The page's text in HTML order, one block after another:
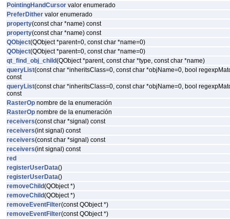
PointingHandCursor valor enumerado
PreferDither valor enumerado
property(const char *name) const
property(const char *name) const
QObject(QObject *parent=0, const char *name=0)
QObject(QObject *parent=0, const char *name=0)
qt_find_obj_child(QObject *parent, const char *type, const char *name)
queryList(const char *inheritsClass=0, const char *objName=0, bool
const
queryList(const char *inheritsClass=0, const char *objName=0, bool
const
RasterOp nombre de la enumeración
RasterOp nombre de la enumeración
receivers(const char *signal) const
receivers(int signal) const
receivers(const char *signal) const
receivers(int signal) const
red
registerUserData()
registerUserData()
removeChild(QObject *)
removeChild(QObject *)
removeEventFilter(const QObject *)
removeEventFilter(const QObject *)